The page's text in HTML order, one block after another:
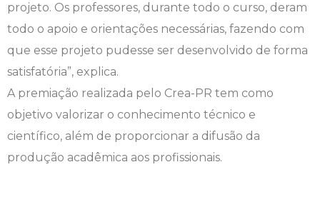
projeto. Os professores, durante todo o curso, deram
todo o apoio e orientações necessárias, fazendo com
que esse projeto pudesse ser desenvolvido de forma
satisfatória”, explica.
A premiação realizada pelo Crea-PR tem como
objetivo valorizar o conhecimento técnico e
científico, além de proporcionar a difusão da
produção acadêmica aos profissionais.
Psicologia
Publicidade e Propaganda
Segunda Chamada
Seguro Escolar
Simulado Preparatório
Publicações Científicas
Revistas Campo Real
WhatsApp Campo Real